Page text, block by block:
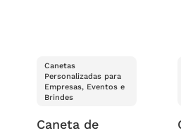
Canetas
Personalizadas para
Empresas, Eventos e
Brindes
Caneta de